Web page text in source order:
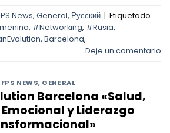
News, General, Русский | Etiquetado
, #Networking, #Rusia,
, Barcelona,
Deje un comentario
FPS NEWS, GENERAL
Barcelona «Salud,
y Liderazgo